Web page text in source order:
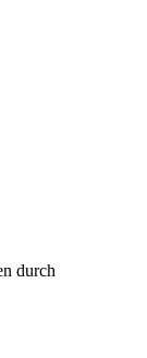
durch